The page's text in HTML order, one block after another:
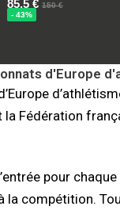
d'Europe
Fédération
pour
la compétition.